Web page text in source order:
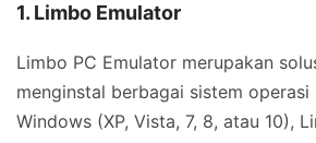
1. Limbo Emulator
Limbo PC Emulator merupakan
menginstal berbagai sistem operasi
Windows (XP, Vista, 7, 8, atau 10),